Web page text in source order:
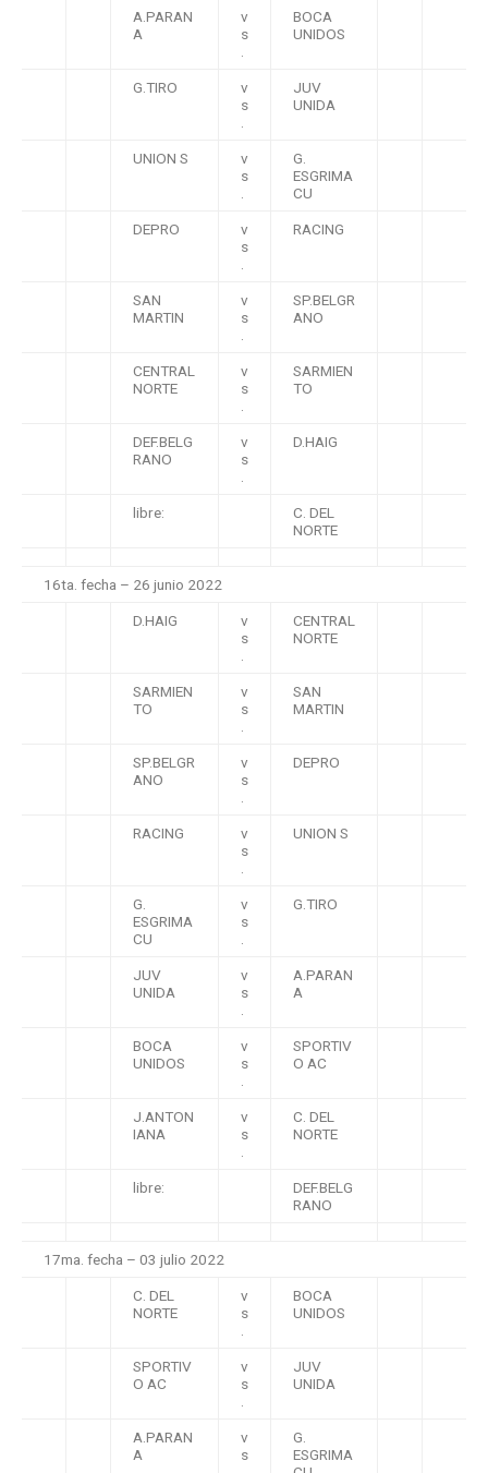
A.PARAN
A
v
s
.
BOCA
UNIDOS
G.TIRO
v
s
.
JUV
UNIDA
UNION S
v
s
.
G.
ESGRIMA
CU
DEPRO
v
s
.
RACING
SAN
MARTIN
v
s
.
SP.BELGR
ANO
CENTRAL
NORTE
v
s
.
SARMIEN
TO
DEF.BELG
RANO
v
s
.
D.HAIG
libre:
C. DEL
NORTE
16ta. fecha – 26 junio 2022
D.HAIG
v
s
.
CENTRAL
NORTE
SARMIEN
TO
v
s
.
SAN
MARTIN
SP.BELGR
ANO
v
s
.
DEPRO
RACING
v
s
.
UNION S
G.
ESGRIMA
CU
v
s
.
G.TIRO
JUV
UNIDA
v
s
.
A.PARAN
A
BOCA
UNIDOS
v
s
.
SPORTIV
O AC
J.ANTON
IANA
v
s
.
C. DEL
NORTE
libre:
DEF.BELG
RANO
17ma. fecha – 03 julio 2022
C. DEL
NORTE
v
s
.
BOCA
UNIDOS
SPORTIV
O AC
v
s
.
JUV
UNIDA
A.PARAN
A
v
s
G.
ESGRIMA